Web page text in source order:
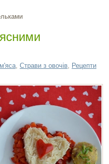
Страви з овочів Рецепти